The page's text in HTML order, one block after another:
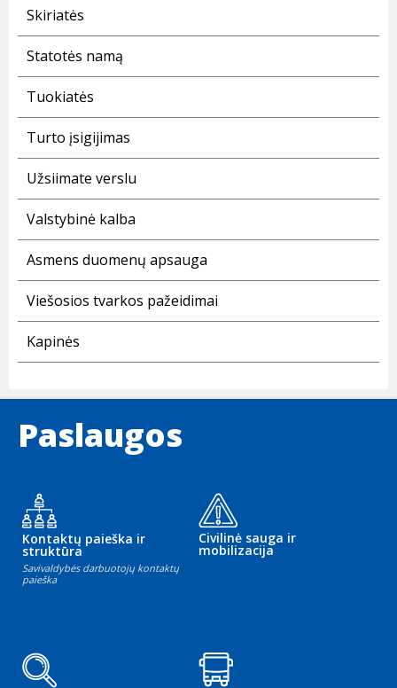
Skiriatės
Statotės namą
Tuokiatės
Turto įsigijimas
Užsiimate verslu
Valstybinė kalba
Asmens duomenų apsauga
Viešosios tvarkos pažeidimai
Kapinės
Paslaugos
Kontaktų paieška ir
struktūra
Savivaldybės darbuotojų kontaktų
paieška
Civilinė sauga ir
mobilizacija